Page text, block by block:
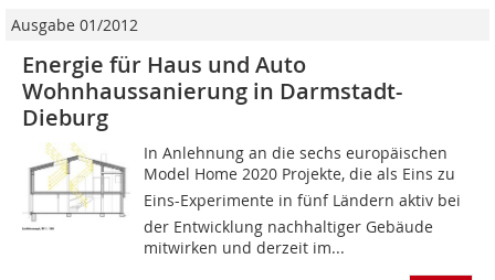
Ausgabe 01/2012
Energie für Haus und Auto
Wohnhaussanierung in Darmstadt-
Dieburg
In Anlehnung an die sechs europäischen
Model Home 2020 Projekte, die als Eins zu
Eins-Experimente in fünf Ländern aktiv bei
der Entwicklung nachhaltiger Gebäude
mitwirken und derzeit im...